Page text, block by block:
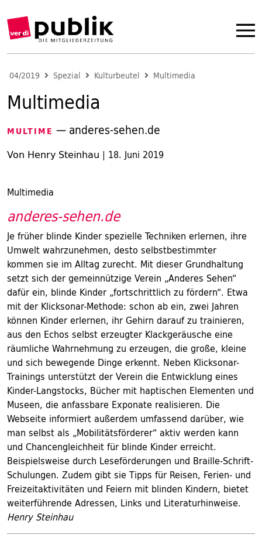
04/2019 Spezial Kulturbeutel Multimedia
Multimedia
MULTIME — anderes-sehen.de
Von Henry Steinhau | 18. Juni 2019
Multimedia
anderes-sehen.de
Je früher blinde Kinder spezielle Techniken erlernen, ihre
Umwelt wahrzunehmen, desto selbstbestimmter
kommen sie im Alltag zurecht. Mit dieser Grundhaltung
setzt sich der gemeinnützige Verein „Anderes Sehen“
dafür ein, blinde Kinder „fortschrittlich zu fördern“. Etwa
mit der Klicksonar-Methode: schon ab ein, zwei Jahren
können Kinder erlernen, ihr Gehirn darauf zu trainieren,
aus den Echos selbst erzeugter Klackgeräusche eine
räumliche Wahrnehmung zu erzeugen, die große, kleine
und sich bewegende Dinge erkennt. Neben Klicksonar-
Trainings unterstützt der Verein die Entwicklung eines
Kinder-Langstocks, Bücher mit haptischen Elementen und
Museen, die anfassbare Exponate realisieren. Die
Webseite informiert außerdem umfassend darüber, wie
man selbst als „Mobilitätsförderer“ aktiv werden kann
und Chancengleichheit für blinde Kinder erreicht.
Beispielsweise durch Leseförderungen und Braille-Schrift-
Schulungen. Zudem gibt sie Tipps für Reisen, Ferien- und
Freizeitaktivitäten und Feiern mit blinden Kindern, bietet
weiterführende Adressen, Links und Literaturhinweise.
Henry Steinhau